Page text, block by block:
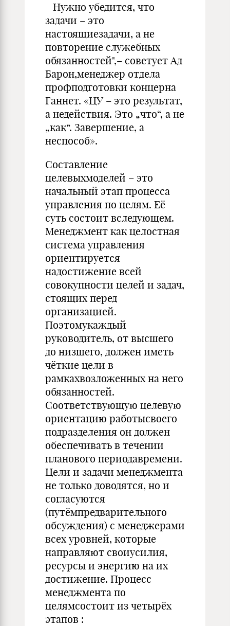
Нужно убедится, что
задачи – это
настоящиезадачи, а не
повторение служебных
обязанностей",– советует Ад
Барон,менеджер отдела
профподготовки концерна
Ганнет. «ЦУ – это результат,
а недействия. Это „что“, а не
„как“. Завершение, а
неспособ».
Составление
целевыхмоделей – это
начальный этап процесса
управления по целям. Её
суть состоит вследующем.
Менеджмент как целостная
система управления
ориентируется
надостижение всей
совокупности целей и задач,
стоящих перед
организацией.
Поэтомукаждый
руководитель, от высшего
до низшего, должен иметь
чёткие цели в
рамкахвозложенных на него
обязанностей.
Соответствующую целевую
ориентацию работысвоего
подразделения он должен
обеспечивать в течении
планового периодавремени.
Цели и задачи менеджмента
не только доводятся, но и
согласуются
(путёмпредварительного
обсуждения) с менеджерами
всех уровней, которые
направляют своиусилия,
ресурсы и энергию на их
достижение. Процесс
менеджмента по
целямсостоит из четырёх
этапов :